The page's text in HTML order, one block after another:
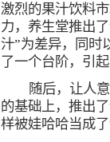
激烈的果汁饮料
力，养生堂推出
汁”为差异，同时
了一个台阶，引
随后，让人
的基础上，推出
样被娃哈哈当成